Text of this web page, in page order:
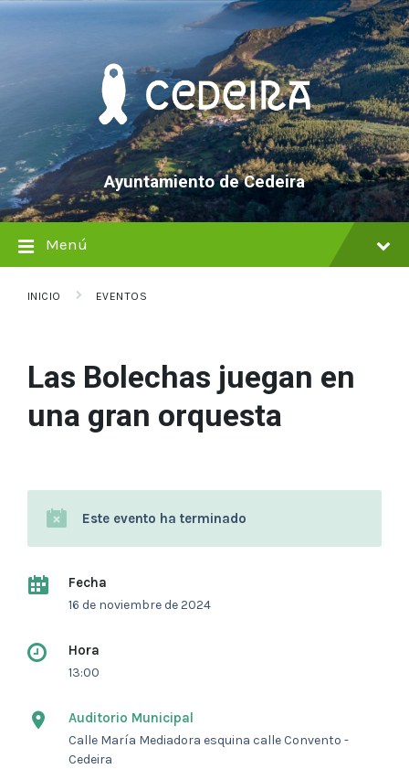
saltar
Saltar
Saltar
Ayuntamiento de Cedeira
Menú
INICIO EVENTOS
Las Bolechas juegan en
una gran orquesta
Este evento ha terminado
Fecha
16 de noviembre de 2024
Hora
13:00
Auditorio Municipal
Calle María Mediadora esquina calle Convento -
Cedeira